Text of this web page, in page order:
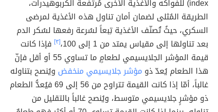
index) للفواكه والأغذية الأخرى مُرتفعة الكربوهيدرات،
الطريقة المُثلى لضمان أمان تناول هذه الأغذية لمرضى
السكري، حيثُ تُصنّف الأغذية تِبعاً لسُرعة رفعها لسُكر الدم
بعد تناولها إلى مقياس يمتد من 1 إلى 100،
[٣]
فإذا كانت
قيمة المؤشر الجلايسيمي لطعامٍ ما تساوي 55 أو أقل فإنّ
هذا الطعام يُعدّ ذو مؤشر جلايسيمي منخفض ويُنصح بتناوله
غالباً، أمّا إذا كانت القيمة تتراوح من 56 إلى 69 فيُعدُّ الطعام
ذو مؤشرٍ جلايسيمي متوسط، ويُنصح غالباً بالتقليل من